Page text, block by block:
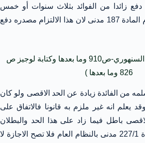
دفع زائدا من الفوائد بثلاث سنوات أو خمس
عشرة سنة وفقا لأحكام المادة 187 مدنى لان هذا الالتزام مصدره دفع
(الوسيط -2- للدكتور السنهوري-ص910 وما بعدها وكتابة لوجيز ص
826 وما بعدها )
من الفائدة زيادة عن الحد الاقصى ولو كان
وقد يعلم انه غير ملزم به قانونا فالاتفاق على
باطل فيما زاد على هذا الحد والبطلان
مطلق لتعليق نص المادة 227/1 مدنى بالنظام العام فلا تصح الاجازة لا